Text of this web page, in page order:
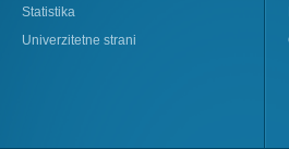
Statistika
Univerzitetne strani